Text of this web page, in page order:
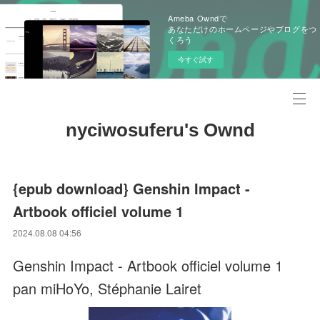
Ameba Owndで
あなただけのホームページやブログをつ
くろう
今すぐ試す
nyciwosuferu's Ownd
{epub download} Genshin Impact -
Artbook officiel volume 1
2024.08.08 04:56
Genshin Impact - Artbook officiel volume 1
pan miHoYo, Stéphanie Lairet